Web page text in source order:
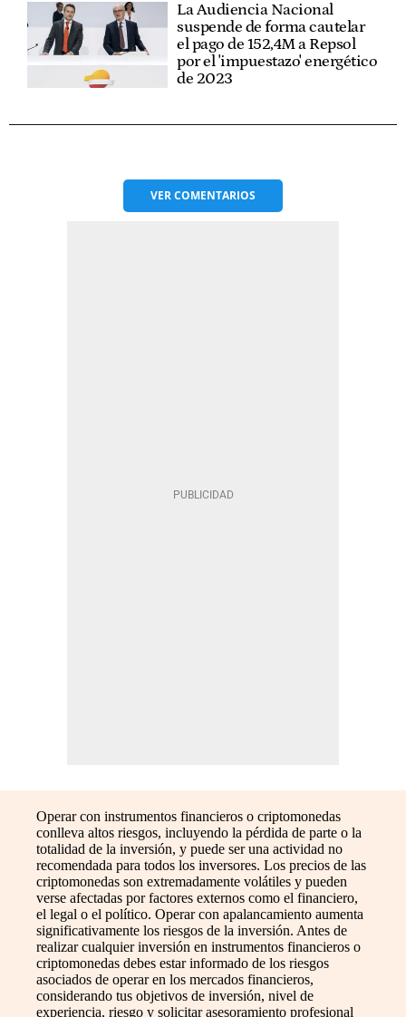
La Audiencia Nacional
suspende de forma cautelar
el pago de 152,4M a Repsol
por el 'impuestazo' energético
de 2023
VERCOMENTARIOS
Operar con instrumentos financieros o criptomonedas
conlleva altos riesgos, incluyendo la pérdida de parte o la
totalidad de la inversión, y puede ser una actividad no
recomendada para todos los inversores. Los precios de las
criptomonedas son extremadamente volátiles y pueden
verse afectadas por factores externos como el financiero,
el legal o el político. Operar con apalancamiento aumenta
significativamente los riesgos de la inversión. Antes de
realizar cualquier inversión en instrumentos financieros o
criptomonedas debes estar informado de los riesgos
asociados de operar en los mercados financieros,
considerando tus objetivos de inversión, nivel de
experiencia, riesgo y solicitar asesoramiento profesional